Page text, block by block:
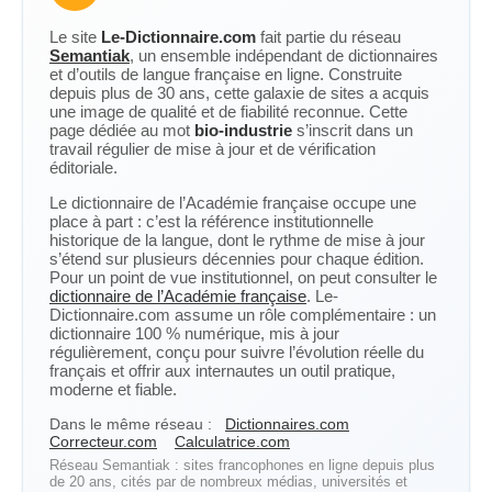
Le site Le-Dictionnaire.com fait partie du réseau
Semantiak, un ensemble indépendant de dictionnaires
et d’outils de langue française en ligne. Construite
depuis plus de 30 ans, cette galaxie de sites a acquis
une image de qualité et de fiabilité reconnue. Cette
page dédiée au mot bio-industrie s’inscrit dans un
travail régulier de mise à jour et de vérification
éditoriale.
Le dictionnaire de l’Académie française occupe une
place à part : c’est la référence institutionnelle
historique de la langue, dont le rythme de mise à jour
s’étend sur plusieurs décennies pour chaque édition.
Pour un point de vue institutionnel, on peut consulter le
dictionnaire de l’Académie française. Le-
Dictionnaire.com assume un rôle complémentaire : un
dictionnaire 100 % numérique, mis à jour
régulièrement, conçu pour suivre l’évolution réelle du
français et offrir aux internautes un outil pratique,
moderne et fiable.
Dans le même réseau :
Dictionnaires.com
Correcteur.com
Calculatrice.com
Réseau Semantiak : sites francophones en ligne depuis plus
de 20 ans, cités par de nombreux médias, universités et